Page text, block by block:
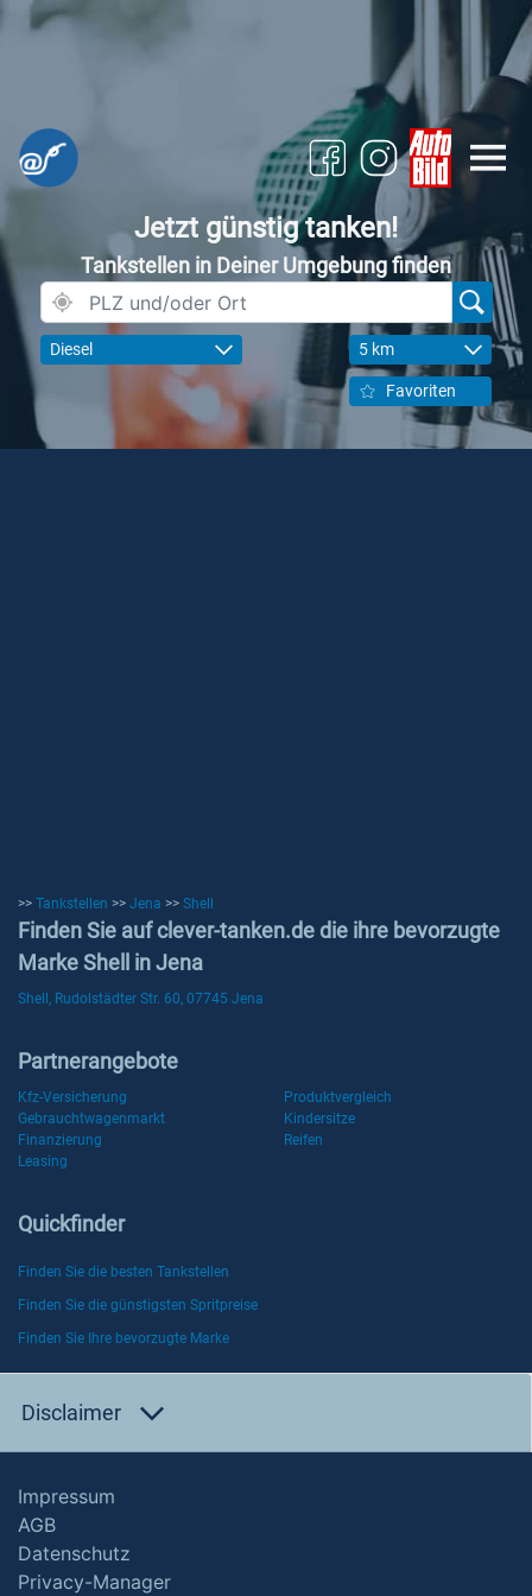
Jetzt günstig tanken!
Tankstellen in Deiner Umgebung finden
Diesel 5 km
Favoriten
>> Tankstellen >> Jena >> Shell
Finden Sie auf clever-tanken.de die ihre bevorzugte
Marke Shell in Jena
Shell, Rudolstädter Str. 60, 07745 Jena
Partnerangebote
Kfz-Versicherung
Produktvergleich
Gebrauchtwagenmarkt
Kindersitze
Finanzierung
Reifen
Leasing
Quickfinder
Finden Sie die besten Tankstellen
Finden Sie die günstigsten Spritpreise
Finden Sie Ihre bevorzugte Marke
Disclaimer
Impressum
AGB
Datenschutz
Privacy-Manager